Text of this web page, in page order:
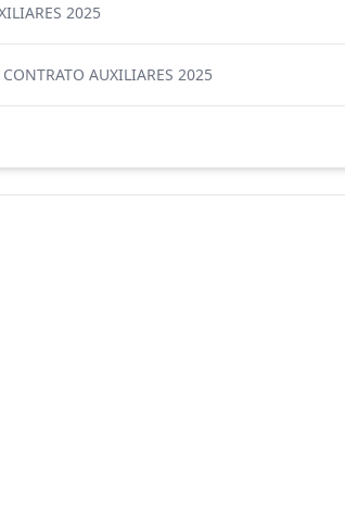
2025
CONTRATO AUXILIARES 2025